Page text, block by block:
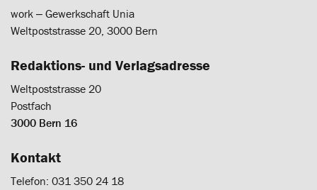
work ‒ Gewerkschaft Unia
Weltpoststrasse 20, 3000 Bern
Redaktions- und Verlagsadresse
Weltpoststrasse 20
Postfach
3000 Bern 16
Kontakt
Telefon: 031 350 24 18